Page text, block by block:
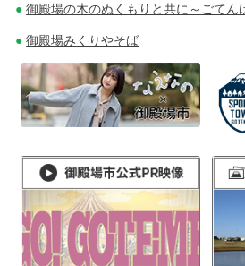
御殿場の木のぬくもりと共に～ごてん
御殿場みくりやそば